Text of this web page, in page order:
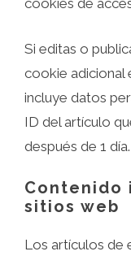
cookies de
Si editas o
cookie adicional
incluye datos
ID del artículo
después de 1 día.
Contenido
sitios web
Los artículos de